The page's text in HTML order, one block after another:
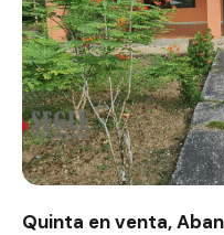
Quinta en venta,